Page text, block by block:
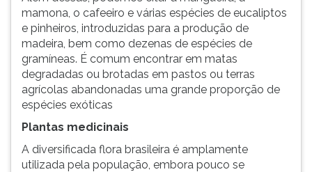
mamona, o cafeeiro e várias espécies de eucaliptos
e pinheiros, introduzidas para a produção de
madeira, bem como dezenas de espécies de
gramíneas. É comum encontrar em matas
degradadas ou brotadas em pastos ou terras
agrícolas abandonadas uma grande proporção de
espécies exóticas
Plantas medicinais
A diversificada flora brasileira é amplamente
utilizada pela população, embora pouco se